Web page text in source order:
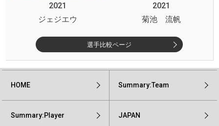
2021
2021
ジェジエウ
菊池 流帆
選手比較ページ
HOME Summary:Team
Summary:Player JAPAN